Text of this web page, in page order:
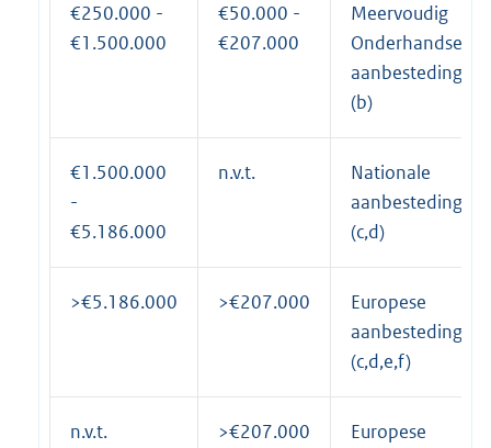
€250.000 -
€1.500.000
€50.000 -
€207.000
Meervoudig
Onderhandse
aanbesteding
(b)
€1.500.000
-
€5.186.000
n.v.t.
Nationale
aanbesteding
(c,d)
>€5.186.000 >€207.000
Europese
aanbesteding
(c,d,e,f)
n.v.t. >€207.000
Europese